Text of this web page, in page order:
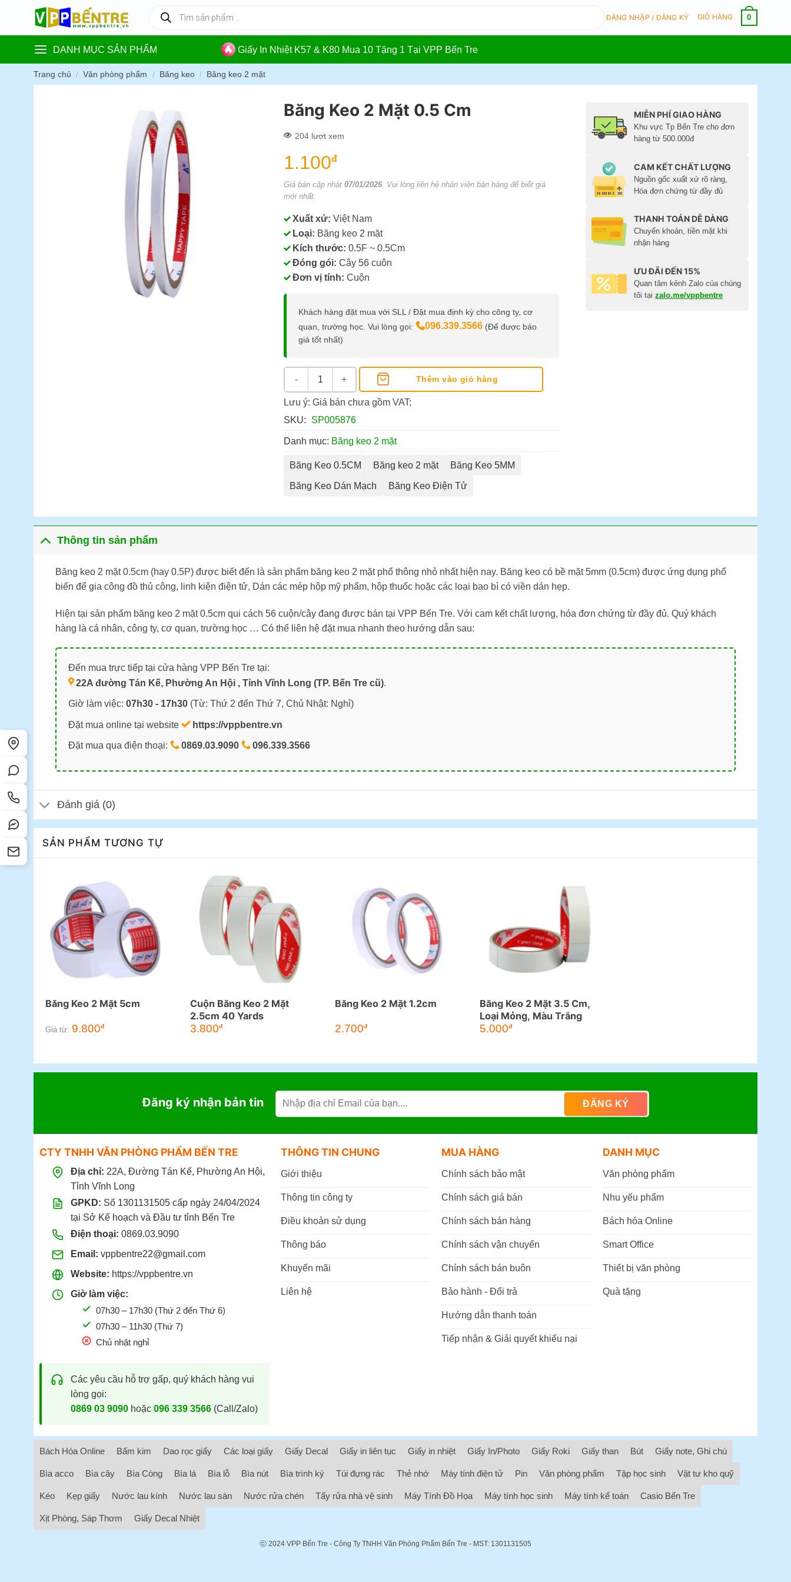
content
kiếm
phẩm
ĐĂNG NHẬP / ĐĂNG KÝ GIỎ HÀNG 0
DANH MỤC SẢN PHẨM Giấy In Nhiệt K57 & K80 Mua 10 Tặng 1 Tại VPP Bến Tre
Trang chủ / Văn phòng phẩm / Băng keo / Băng keo 2 mặt
Băng Keo 2 Mặt 0.5 Cm
204 lượt xem
1.100đ
Giá bán cập nhật 07/01/2026 . Vui lòng liên hệ nhân viên bán hàng để biết giá
mới nhất.
Xuất xứ: Việt Nam
Loại: Băng keo 2 mặt
Kích thước: 0.5F ~ 0.5Cm
Đóng gói: Cây 56 cuôn
Đơn vị tính: Cuộn
Khách hàng đặt mua với SLL / Đặt mua định kỳ cho công ty, cơ
quan, trường học. Vui lòng gọi:
096.339.3566 (Để được báo
giá tốt nhất)
Băng Keo 2 Mặt 0.5 Cm số lượng
Thêm vào giỏ hàng
Lưu ý: Giá bán chưa gồm VAT;
SKU:
SP005876
Danh mục: Băng keo 2 mặt
Băng Keo 0.5CM Băng keo 2 mặt Băng Keo 5MM
Băng Keo Dán Mạch Băng Keo Điện Tử
MIỄN PHÍ GIAO HÀNG
Khu vực Tp Bến Tre cho đơn
hàng từ 500.000đ
CAM KẾT CHẤT LƯỢNG
Nguồn gốc xuất xứ rõ ràng,
Hóa đơn chứng từ đầy đủ
THANH TOÁN DỄ DÀNG
Chuyển khoản, tiền mặt khi
nhận hàng
ƯU ĐÃI ĐẾN 15%
Quan tâm kênh Zalo của chúng
tôi tạizalo.me/vppbentre
Thông tin sản phẩm
Băng keo 2 mặt 0.5cm (hay 0.5P) được biết đến là sản phẩm băng keo 2 mặt phổ thông nhỏ nhất hiện nay. Băng keo có bề mặt 5mm (0.5cm) được ứng dụng phổ
biến để gia công đồ thủ công, linh kiện điện tử, Dán các mép hộp mỹ phẩm, hộp thuốc hoặc các loại bao bì có viền dán hẹp.
Hiện tại sản phẩm băng keo 2 mặt 0.5cm qui cách 56 cuộn/cây đang được bán tại VPP Bến Tre. Với cam kết chất lượng, hóa đơn chứng từ đầy đủ. Quý khách
hàng là cá nhân, công ty, cơ quan, trường học … Có thể liên hệ đặt mua nhanh theo hướng dẫn sau:
Đến mua trực tiếp tại cửa hàng VPP Bến Tre tại:
22A đường Tán Kế, Phường An Hội , Tỉnh Vĩnh Long (TP. Bến Tre cũ).
Giờ làm việc: 07h30 - 17h30(Từ: Thứ 2 đến Thứ 7, Chủ Nhật: Nghỉ)
Đặt mua online tại website https://vppbentre.vn
Đặt mua qua điện thoại: 0869.03.9090 096.339.3566
Đánh giá (0)
SẢN PHẨM TƯƠNG TỰ
Băng Keo 2 Mặt 5cm
Giá từ: 9.800đ
Cuộn Băng Keo 2 Mặt
2.5cm 40 Yards
3.800đ
Băng Keo 2 Mặt 1.2cm
2.700đ
Băng Keo 2 Mặt 3.5 Cm,
Loại Mỏng, Màu Trắng
5.000đ
Đăng ký nhận bản tin
CTY TNHH VĂN PHÒNG PHẨM BẾN TRE
Địa chỉ: 22A, Đường Tán Kế, Phường An Hội,
Tỉnh Vĩnh Long
GPKD: Số 1301131505 cấp ngày 24/04/2024
tại Sở Kế hoạch và Đầu tư tỉnh Bến Tre
Điện thoại: 0869.03.9090
Email: vppbentre22@gmail.com
Website: https://vppbentre.vn
Giờ làm việc:
07h30 – 17h30 (Thứ 2 đến Thứ 6)
07h30 – 11h30 (Thứ 7)
Chủ nhật nghỉ
Các yêu cầu hỗ trợ gấp, quý khách hàng vui
lòng gọi:
0869 03 9090hoặc 096 339 3566(Call/Zalo)
THÔNG TIN CHUNG
Giới thiệu
Thông tin công ty
Điều khoản sử dụng
Thông báo
Khuyến mãi
Liên hệ
MUA HÀNG
Chính sách bảo mật
Chính sách giá bán
Chính sách bán hàng
Chính sách vận chuyển
Chính sách bán buôn
Bảo hành - Đổi trả
Hướng dẫn thanh toán
Tiếp nhận & Giải quyết khiếu nại
DANH MỤC
Văn phòng phẩm
Nhu yếu phẩm
Bách hóa Online
Smart Office
Thiết bị văn phòng
Quà tặng
Bách Hóa Online Bấm kim Dao rọc giấy Các loại giấy Giấy Decal Giấy in liên tục Giấy in nhiệt Giấy In/Photo Giấy Roki Giấy than Bút Giấy note, Ghi chú
Bìa acco Bìa cây Bìa Còng Bìa lá Bìa lỗ Bìa nút Bìa trình ký Túi đựng rác Thẻ nhớ Máy tính điện tử Pin Văn phòng phẩm Tập học sinh Vật tư kho quỹ
Kéo Kẹp giấy Nước lau kính Nước lau sàn Nước rửa chén Tẩy rửa nhà vệ sinh Máy Tính Đồ Họa Máy tính học sinh Máy tính kế toán Casio Bến Tre
Xịt Phòng, Sáp Thơm Giấy Decal Nhiệt
ⓒ 2024 VPP Bến Tre - Công Ty TNHH Văn Phòng Phẩm Bến Tre - MST: 1301131505